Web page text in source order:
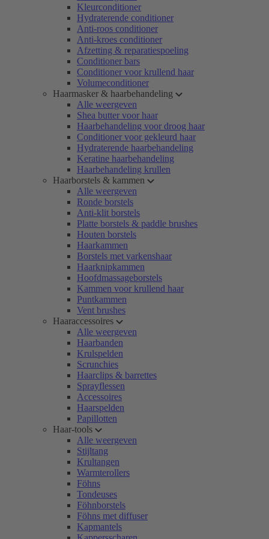
Kleurconditioner
Hydraterende conditioner
Anti-roos conditioner
Anti-kroes conditioner
Afzetting & reparatiespoeling
Conditioner bars
Conditioner voor krullend haar
Volumeconditioner
Haarmasker & haarbehandeling
Alle weergeven
Shea butter voor haar
Haarbehandeling voor droog haar
Conditioner voor gekleurd haar
Hydraterende haarbehandeling
Keratine haarbehandeling
Haarbehandeling krullen
Haarborstels & kammen
Alle weergeven
Ronde borstels
Anti-klit borstels
Platte borstels & paddle brushes
Houten borstels
Haarkammen
Borstels met varkenshaar
Haarknipkammen
Hoofdmassageborstels
Kammen voor krullend haar
Puntkammen
Vent brushes
Haaraccessoires
Alle weergeven
Haarbanden
Krulspelden
Scrunchies
Haarclips & barrettes
Sprayflessen
Accessoires
Haarspelden
Papillotten
Haar-tools
Alle weergeven
Stijltang
Krultangen
Warmterollers
Föhns
Tondeuses
Föhnborstels
Föhns met diffuser
Kapmantels